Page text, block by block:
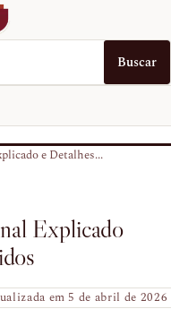
Buscar
e Detalhes...
Explicado
em 5 de abril de 2026